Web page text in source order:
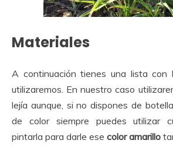
Materiales
A continuación tienes una lista con
utilizaremos. En nuestro caso
lejía aunque, si no dispones de
de color siempre puedes utilizar
pintarla para darle ese color amarillo